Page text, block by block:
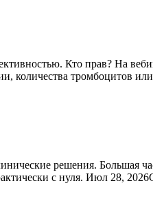
Кто прав? На
количества тромбоцитов
решения. Большая
с нуля. Июл 28,